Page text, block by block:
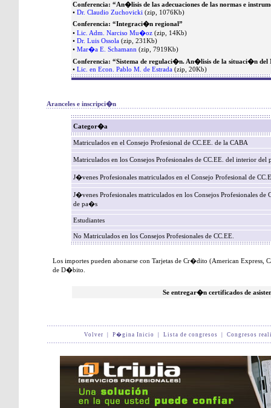
Conferencia: “An�lisis de las adecuaciones de las normas e
• Dr. Claudio Zuchovicki (zip, 1076Kb)
Conferencia: “Integraci�n regional”
• Lic. Adm. Narciso Mu�oz (zip, 14Kb)
• Dr. Luis Ossola (zip, 231Kb)
• Mar�a E. Schamann (zip, 7919Kb)
Conferencia: “Sistema de regulaci�n. An�lisis de la situaci�n del
• Lic. en Econ. Pablo M. de Estrada (zip, 20Kb)
Aranceles e inscripci�n
Categor�a
Matriculados en el Consejo Profesional de CC.EE. de la CABA
Matriculados en los Consejos Profesionales de CC.EE. del interior del
J�venes Profesionales matriculados en el Consejo Profesional de
J�venes Profesionales matriculados en los Consejos Profesionales de
de pa�s
Estudiantes
No Matriculados en los Consejos Profesionales de CC.EE.
Los importes pueden abonarse con Tarjetas de Cr�dito (American Express,
de D�bito.
Se entregar�n certificados de
Volver P�gina Inicio Lista de congresos Congresos